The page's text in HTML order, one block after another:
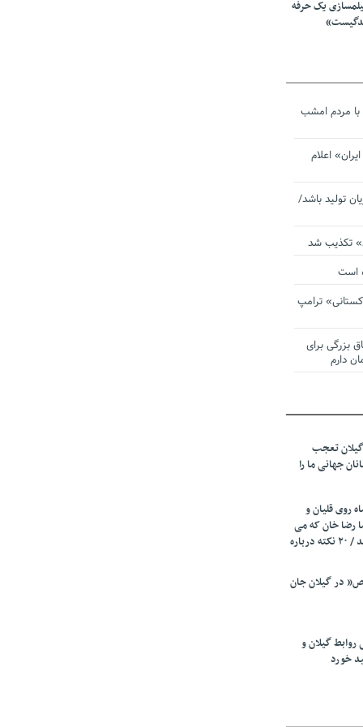
یک حرفه
مردم امشب
اعلام
تولید باشد/
تکذیب شد
است
ترامپ
بزرگی برای
دارم
حمایتی
مشخص شد
از مراجع رسمی
ایران و
کشاورزان
تعجب
جهانی ما را
روی قلیان و
رضا خان که می
رفت همه شاد بودند / ۲۰ نکته درباره
در گیلان جان
روابط گیلان و
خورد